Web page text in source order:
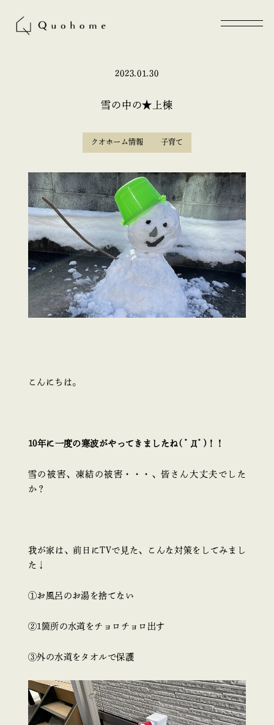
2023.01.30
雪の中の★上棟
クオホーム情報 子育て
こんにちは。
10年に一度の寒波がやってきましたね( ﾟДﾟ)！！
雪の被害、凍結の被害・・・、皆さん大丈夫でした
か？
我が家は、前日にTVで見た、こんな対策をしてみまし
た↓
①お風呂のお湯を捨てない
②1箇所の水道をチョロチョロ出す
③外の水道をタオルで保護